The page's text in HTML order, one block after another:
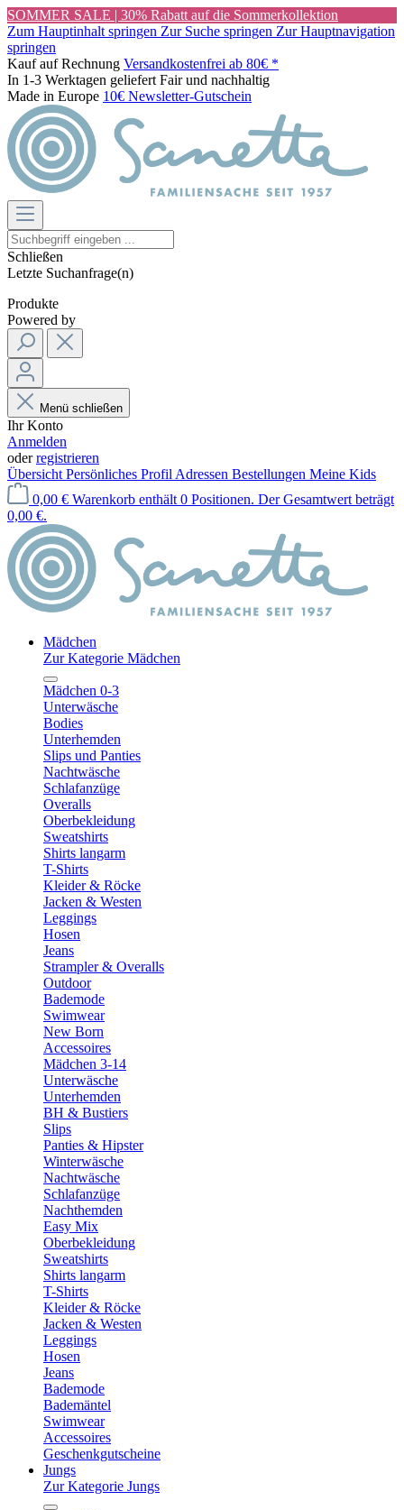
SOMMER SALE | 30% Rabatt auf die Sommerkollektion
Zum Hauptinhalt springen Zur Suche springen Zur Hauptnavigation
springen
Kauf auf Rechnung Versandkostenfrei ab 80€ *
In 1-3 Werktagen geliefert Fair und nachhaltig
Made in Europe 10€ Newsletter-Gutschein
Schließen
Letzte Suchanfrage(n)
Produkte
Powered by
Menü schließen
Ihr Konto
Anmelden
oderregistrieren
Übersicht Persönliches Profil Adressen Bestellungen Meine Kids
0,00 € Warenkorb enthält 0 Positionen. Der Gesamtwert beträgt
0,00 €.
Mädchen
Zur Kategorie Mädchen
Mädchen 0-3
Unterwäsche
Bodies
Unterhemden
Slips und Panties
Nachtwäsche
Schlafanzüge
Overalls
Oberbekleidung
Sweatshirts
Shirts langarm
T-Shirts
Kleider & Röcke
Jacken & Westen
Leggings
Hosen
Jeans
Strampler & Overalls
Outdoor
Bademode
Swimwear
New Born
Accessoires
Mädchen 3-14
Unterwäsche
Unterhemden
BH & Bustiers
Slips
Panties & Hipster
Winterwäsche
Nachtwäsche
Schlafanzüge
Nachthemden
Easy Mix
Oberbekleidung
Sweatshirts
Shirts langarm
T-Shirts
Kleider & Röcke
Jacken & Westen
Leggings
Hosen
Jeans
Bademode
Bademäntel
Swimwear
Accessoires
Geschenkgutscheine
Jungs
Zur Kategorie Jungs